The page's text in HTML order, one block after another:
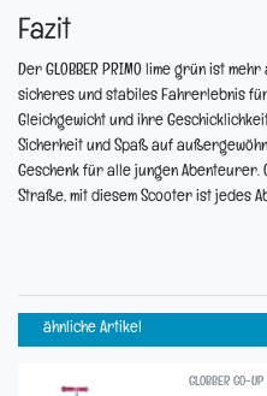
Fazit
Der GLOBBER PRIMO lime grün ist
sicheres und stabiles Fahrerlebnis
Gleichgewicht und ihre
Sicherheit und Spaß auf
Geschenk für alle jungen Abenteurer.
Straße, mit diesem Scooter ist jedes
ähnliche Artikel
GLOBBER GO-